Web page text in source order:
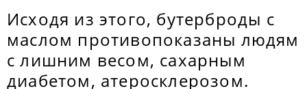
Исходя из этого, бутерброды с
маслом противопоказаны людям
с лишним весом, сахарным
диабетом, атеросклерозом.